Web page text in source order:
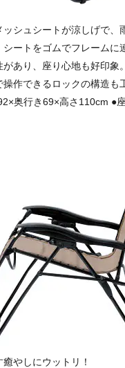
ッシュシートが涼しげで、
シートをゴムでフレームに
があり、座り心地も好印象
操作できるロックの構造も
奥行き69×高さ110cm ●
やしにウットリ！